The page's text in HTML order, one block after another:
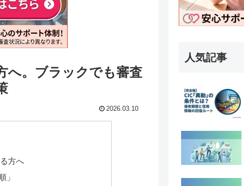
へ。ブラックでも審査
2026.03.10
方へ
」
人気記事